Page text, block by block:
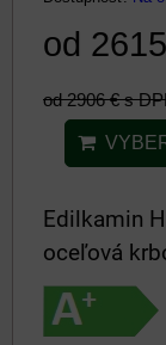
od
od 2906 €s
Edilkamin
oceľová